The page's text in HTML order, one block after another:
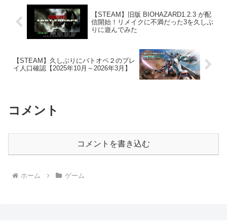
【STEAM】旧版 BIOHAZARD1.2.3 が配
信開始！リメイクに不満だった3を久しぶ
りに遊んでみた
【STEAM】久しぶりにバトオペ２のプレ
イ人口確認【2025年10月～2026年3月】
コメント
コメントを書き込む
ホーム ゲーム